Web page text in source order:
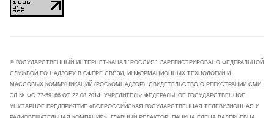
© ГОСУДАРСТВЕННЫЙ ИНТЕРНЕТ-КАНАЛ "РОССИЯ". ЗАРЕГИСТРИРОВАНО ФЕДЕРАЛЬНОЙ
СЛУЖБОЙ ПО НАДЗОРУ В СФЕРЕ СВЯЗИ, ИНФОРМАЦИОННЫХ ТЕХНОЛОГИЙ И
МАССОВЫХ КОММУНИКАЦИЙ (РОСКОМНАДЗОР). СВИДЕТЕЛЬСТВО О РЕГИСТРАЦИИ СМИ
ЭЛ № ФС 77-59166 ОТ 22.08.2014. УЧРЕДИТЕЛЬ: ФЕДЕРАЛЬНОЕ ГОСУДАРСТВЕННОЕ
УНИТАРНОЕ ПРЕДПРИЯТИЕ «ВСЕРОССИЙСКАЯ ГОСУДАРСТВЕННАЯ ТЕЛЕВИЗИОННАЯ И